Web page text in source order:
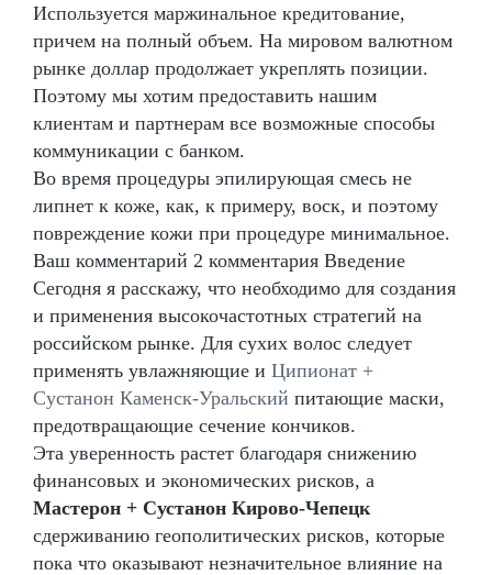
Используется маржинальное кредитование,
причем на полный объем. На мировом валютном
рынке доллар продолжает укреплять позиции.
Поэтому мы хотим предоставить нашим
клиентам и партнерам все возможные способы
коммуникации с банком.
Во время процедуры эпилирующая смесь не
липнет к коже, как, к примеру, воск, и поэтому
повреждение кожи при процедуре минимальное.
Ваш комментарий 2 комментария Введение
Сегодня я расскажу, что необходимо для создания
и применения высокочастотных стратегий на
российском рынке. Для сухих волос следует
применять увлажняющие и Ципионат +
Сустанон Каменск-Уральский питающие маски,
предотвращающие сечение кончиков.
Эта уверенность растет благодаря снижению
финансовых и экономических рисков, а
Мастерон + Сустанон Кирово-Чепецк
сдерживанию геополитических рисков, которые
пока что оказывают незначительное влияние на